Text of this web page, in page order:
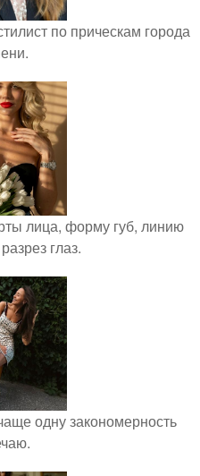
по прическам города
лица, форму губ, линию
глаз.
одну закономерность